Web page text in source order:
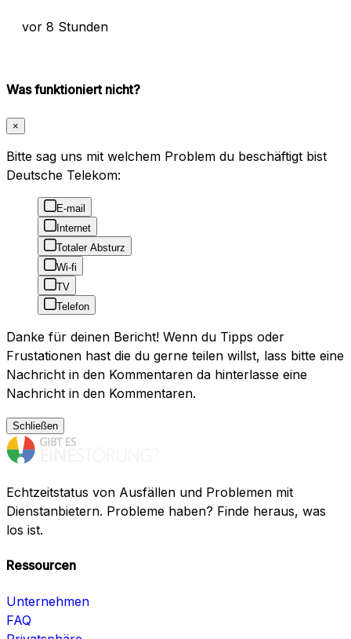
vor 8 Stunden
Was funktioniert nicht?
×
Bitte sag uns mit welchem Problem du beschäftigt bist
Deutsche Telekom:
E-mail
Internet
Totaler Absturz
Wi-fi
TV
Telefon
Danke für deinen Bericht! Wenn du Tipps oder
Frustationen hast die du gerne teilen willst, lass bitte eine
Nachricht in den Kommentaren da hinterlasse eine
Nachricht in den Kommentaren.
Schließen
Echtzeitstatus von Ausfällen und Problemen mit
Dienstanbietern. Probleme haben? Finde heraus, was
los ist.
Ressourcen
Unternehmen
FAQ